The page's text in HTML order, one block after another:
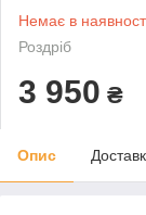
Немає в
Роздріб
3 950 ₴
Опис